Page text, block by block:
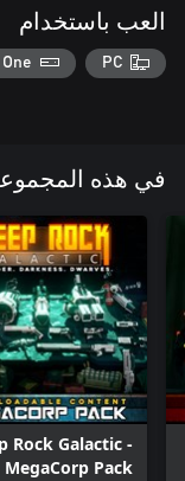
العب باستخدام
PC
One
في هذه
Rock Galactic -
MegaCorp Pack